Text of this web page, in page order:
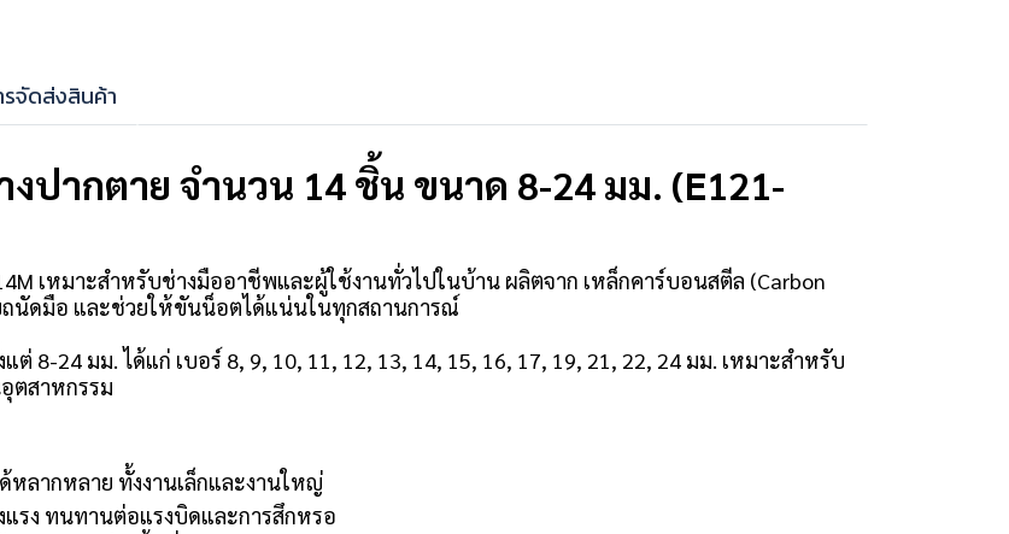
รจัดส่งสินค้า
ปากตาย จำนวน 14 ชิ้น ขนาด 8-24 มม. (E121-
เหมาะสำหรับช่างมืออาชีพและผู้ใช้งานทั่วไปในบ้าน ผลิตจาก เหล็กคาร์บอนสตีล (Carbon
นัดมือ และช่วยให้ขันน็อตได้แน่นในทุกสถานการณ์
24 มม. ได้แก่ เบอร์ 8, 9, 10, 11, 12, 13, 14, 15, 16, 17, 19, 21, 22, 24 มม. เหมาะสำหรับ
ตสาหกรรม
ลากหลาย ทั้งงานเล็กและงานใหญ่
รง ทนทานต่อแรงบิดและการสึกหรอ